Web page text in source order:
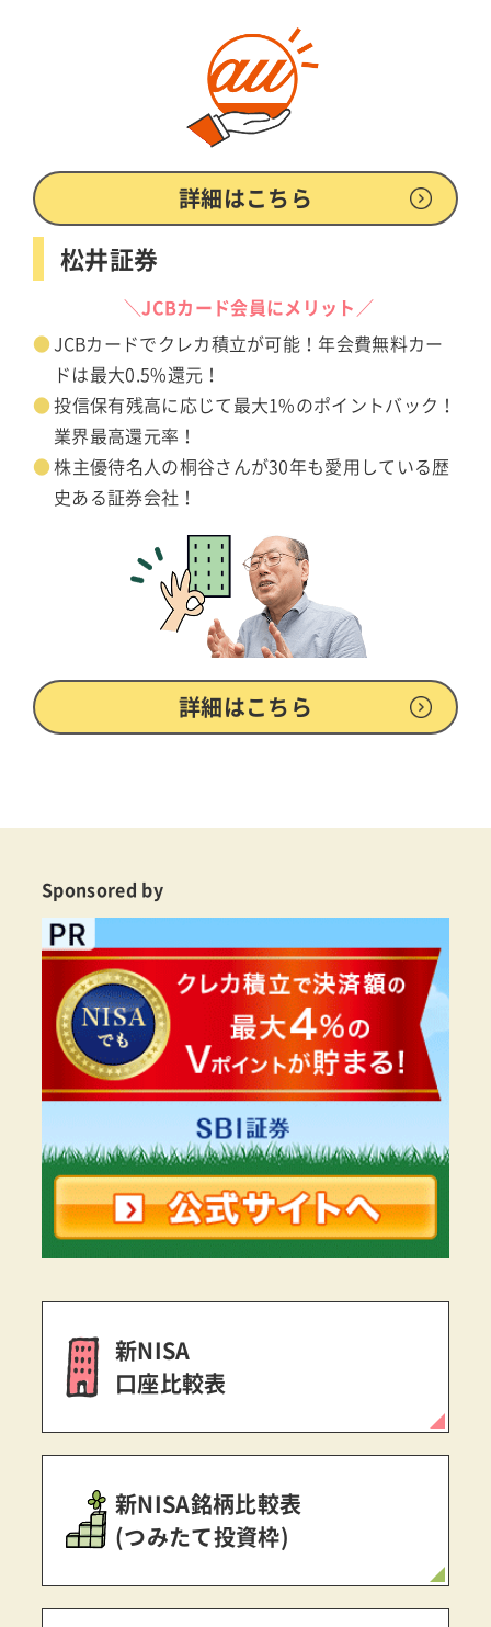
詳細はこちら
松井証券
＼JCBカード会員にメリット／
JCBカードでクレカ積立が可能！年会費無料カー
ドは最大0.5%還元！
投信保有残高に応じて最大1%のポイントバック！
業界最高還元率！
株主優待名人の桐谷さんが30年も愛用している歴
史ある証券会社！
詳細はこちら
Sponsored by
新NISA
口座比較表
新NISA銘柄比較表
(つみたて投資枠)